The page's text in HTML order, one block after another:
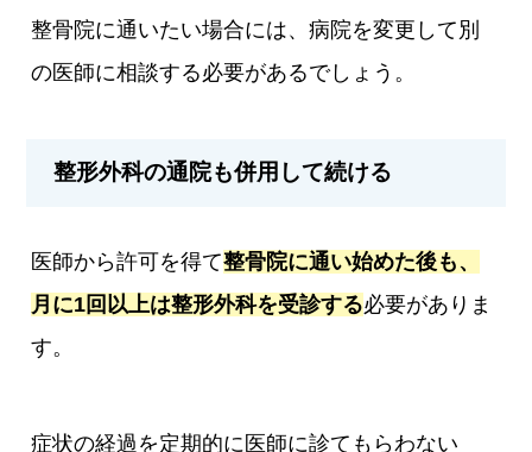
整骨院に通いたい場合には、病院を変更して別
の医師に相談する必要があるでしょう。
整形外科の通院も併用して続ける
医師から許可を得て整骨院に通い始めた後も、
月に1回以上は整形外科を受診する必要がありま
す。
症状の経過を定期的に医師に診てもらわない